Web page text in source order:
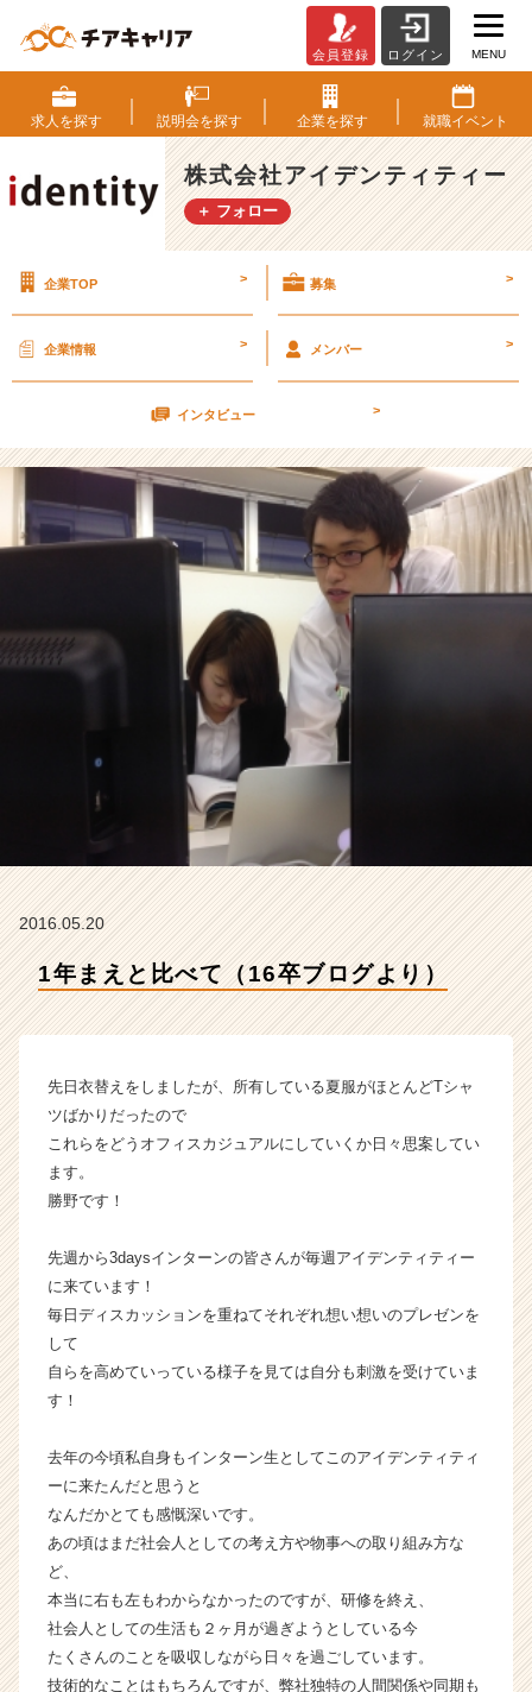
年
ま
え
と
比
べ
卒
グ
よ
【株
式
社
ア
ン
テ
ィ
テ
ィ
の
タ
イ
ム
ベ
チ
ー・
長
ス
ウ
が
活
サ
イ
ト
キ
ャ
リ
ア
会員登録 ログイン MENU
求人を探す 説明会を探す 企業を探す 就職イベント
株式会社アイデンティティー
＋ フォロー
企業TOP > 募集 >
企業情報 > メンバー >
インタビュー >
2016.05.20
1年まえと比べて（16卒ブログより）
先日衣替えをしましたが、所有している夏服がほとんどTシャ
ツばかりだったので
これらをどうオフィスカジュアルにしていくか日々思案してい
ます。
勝野です！
先週から3daysインターンの皆さんが毎週アイデンティティー
に来ています！
毎日ディスカッションを重ねてそれぞれ想い想いのプレゼンを
して
自らを高めていっている様子を見ては自分も刺激を受けていま
す！
去年の今頃私自身もインターン生としてこのアイデンティティ
ーに来たんだと思うと
なんだかとても感慨深いです。
あの頃はまだ社会人としての考え方や物事への取り組み方な
ど、
本当に右も左もわからなかったのですが、研修を終え、
社会人としての生活も２ヶ月が過ぎようとしている今
たくさんのことを吸収しながら日々を過ごしています。
技術的なことはもちろんですが、弊社独特の人間関係や同期も